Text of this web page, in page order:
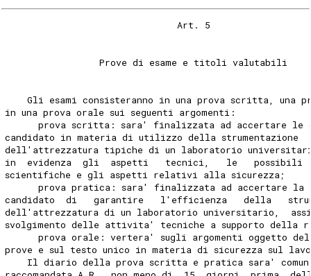
                               Art. 5
                 Prove di esame e titoli valutabili
Gli esami consisteranno in una prova scritta, una
in una prova orale sui seguenti argomenti:
prova scritta: sara' finalizzata ad accertare le
candidato in materia di utilizzo della strumentazione
dell'attrezzatura tipiche di un laboratorio
in  evidenza  gli  aspetti   tecnici,   le   possibili
scientifiche e gli aspetti relativi alla sicurezza;
prova pratica: sara' finalizzata ad accertare la
candidato  di   garantire   l'efficienza   della
dell'attrezzatura di un laboratorio universitario,
svolgimento delle attivita' tecniche a supporto della
prova orale: vertera' sugli argomenti oggetto
prove e sul testo unico in materia di sicurezza sul
Il diario della prova scritta e pratica sara'